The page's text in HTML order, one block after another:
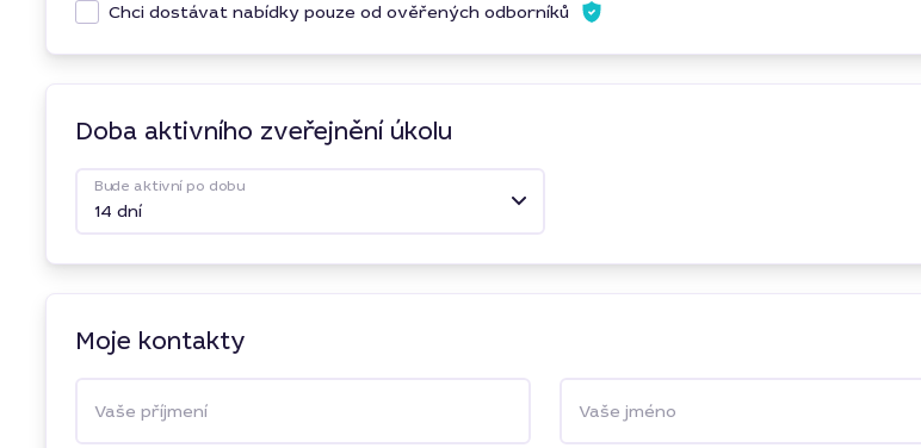
Chci dostávat nabídky pouze od ověřených odborníků
Doba aktivního zveřejnění úkolu
Bude aktivní po dobu
14 dní
Moje kontakty
Vaše příjmení Vaše jméno